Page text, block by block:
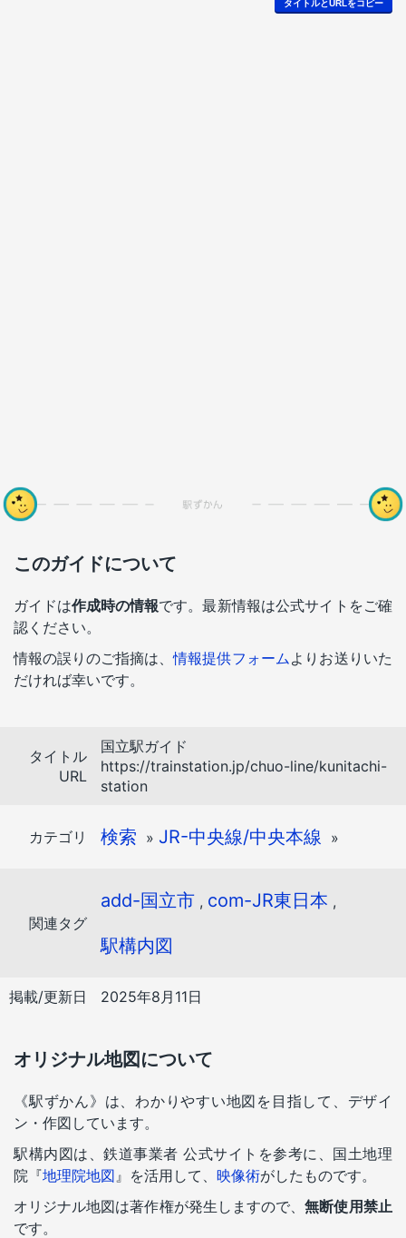
タイトルとURLをコピー
このガイドについて
ガイドは作成時の情報です。最新情報は公式サイトをご確
認ください。
情報の誤りのご指摘は、情報提供フォームよりお送りいた
だければ幸いです。
タイトル
URL
国立駅ガイド
https://trainstation.jp/chuo-line/kunitachi-
station
カテゴリ 検索 » JR-中央線/中央本線 »
関連タグ
add-国立市 , com-JR東日本 ,
駅構内図
掲載/更新日 2025年8月11日
オリジナル地図について
《駅ずかん》は、わかりやすい地図を目指して、デザイ
ン・作図しています。
駅構内図は、鉄道事業者 公式サイトを参考に、国土地理
院『地理院地図』を活用して、 映像術がしたものです。
オリジナル地図は著作権が発生しますので、 無断使用禁止
です。